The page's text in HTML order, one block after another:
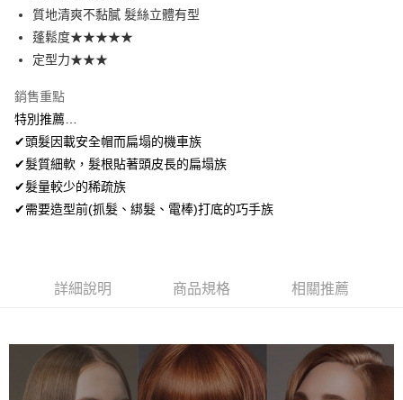
街口支付
悠遊付
ATM付款
全家取貨付款
每筆NT$80，滿NT$699(含以上)免運費
付款後全家取貨
每筆NT$80，滿NT$699(含以上)免運費
7-11取貨付款
質地清爽不黏膩 髮絲立體有型
蓬鬆度★★★★★
定型力★★★
銷售重點
特別推薦…
✔頭髮因載安全帽而扁塌的機車族
✔髮質細軟，髮根貼著頭皮長的扁塌族
✔髮量較少的稀疏族
✔需要造型前(抓髮、綁髮、電棒)打底的巧手族
詳細說明 商品規格 相關推薦